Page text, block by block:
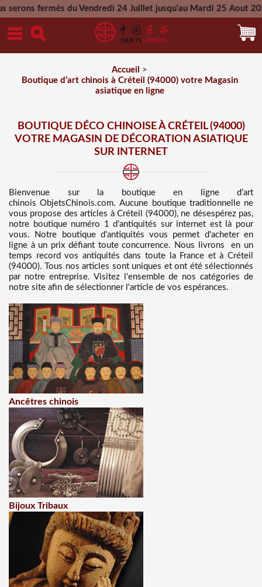
du Vendredi 24 Juillet jusqu'au Mardi 25 Aout 2026 -
Mercredi 26 Aout 2026
Accueil
>
Boutique d’art chinois à Créteil (94000) votre Magasin
asiatique en ligne
BOUTIQUE DÉCO CHINOISE À CRÉTEIL (94000)
VOTRE MAGASIN DE DÉCORATION ASIATIQUE
SUR INTERNET
Bienvenue sur
la boutique en ligne d’art
chinoisObjetsChinois.com. Aucune boutique traditionnelle ne
vous propose desarticles à Créteil (94000), ne désespérez pas,
notre boutique numéro 1 d’antiquités sur internet est là pour
vous. Notre boutique d’antiquités vous permet d'acheter en
ligne à un prix défiant toute concurrence. Nous
livrons en un
temps record vos antiquités dans toute la France et à Créteil
(94000). Tous nos articles sont uniques et ont été sélectionnés
par notre entreprise. Visitez l'ensemble de nos catégories de
notre site afin de sélectionner l'article de vos espérances.
Ancêtres chinois
Bijoux Tribaux